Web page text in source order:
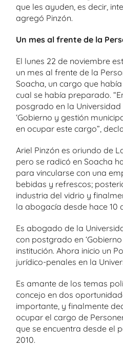
que les ayuden, es decir,
agregó Pinzón.
Un mes al frente de la
El lunes 22 de noviembre
un mes al frente de la
Soacha, un cargo que
cual se había preparado.
posgrado en la
‘Gobierno y gestión
en ocupar este cargo”,
Ariel Pinzón es oriundo de
pero se radicó en Soacha
para vincularse con una
bebidas y refrescos;
industria del vidrio y
la abogacía desde hace 10
Es abogado de la
con postgrado en
institución. Ahora inicio un
jurídico-penales en la
Es amante de los temas
concejo en dos
importante, y finalmente
ocupar el cargo de
que se encuentra desde el
2010.